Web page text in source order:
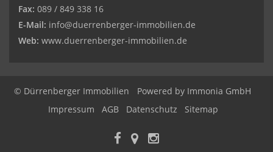
Fax: 089 / 849 338 16
E-Mail: info@duerrenberger-immobilien.de
Web: www.duerrenberger-immobilien.de
© Dürrenberger Immobilien Powered by Immonia GmbH
Impressum
AGB Datenschutz Sitemap